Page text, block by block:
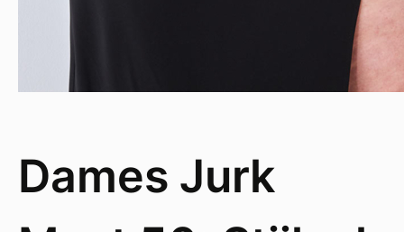
Dames Jurk